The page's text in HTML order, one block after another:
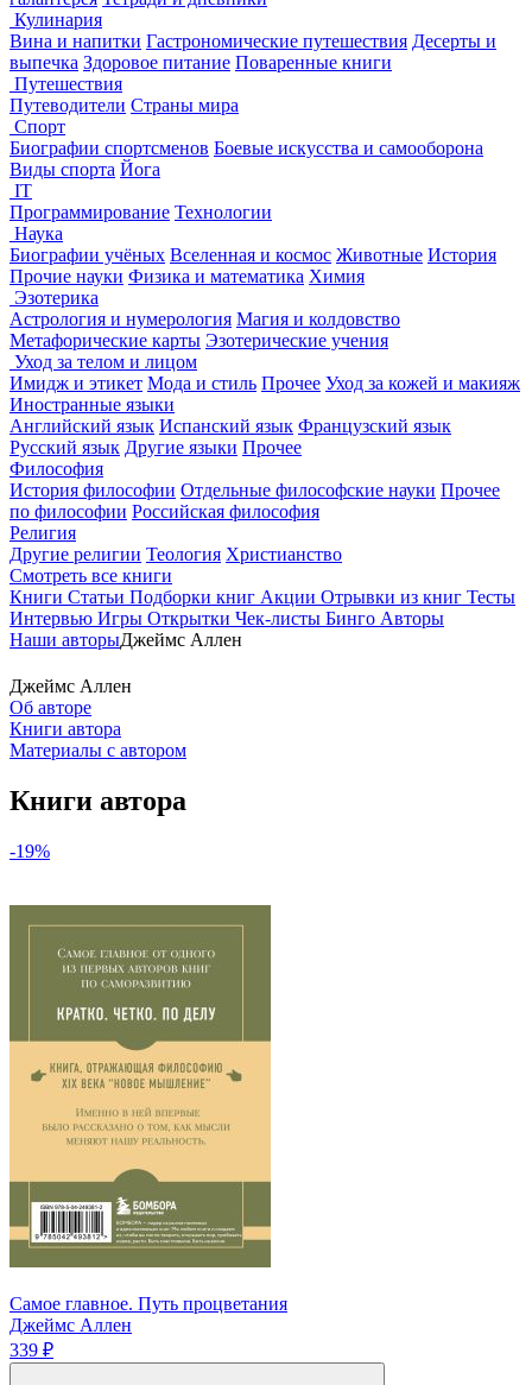
Кулинария
Вина и напитки Гастрономические путешествия Десерты и
выпечка Здоровое питание Поваренные книги
Путешествия
Путеводители Страны мира
Спорт
Биографии спортсменов Боевые искусства и самооборона
Виды спорта Йога
IT
Программирование Технологии
Наука
Биографии учёных Вселенная и космос Животные История
Прочие науки Физика и математика Химия
Эзотерика
Астрология и нумерология Магия и колдовство
Метафорические карты Эзотерические учения
Уход за телом и лицом
Имидж и этикет Мода и стиль Прочее Уход за кожей и макияж
Иностранные языки
Английский язык Испанский язык Французский язык
Русский язык Другие языки Прочее
Философия
История философии Отдельные философские науки Прочее
по философии Российская философия
Религия
Другие религии Теология Христианство
Смотреть все книги
Книги Статьи Подборки книг Акции Отрывки из книг Тесты
Интервью Игры Открытки Чек-листы Бинго Авторы
Наши авторыДжеймс Аллен
Джеймс Аллен
Об авторе
Книги автора
Материалы с автором
Книги автора
-19%
Самое главное. Путь процветания
Джеймс Аллен
339 ₽